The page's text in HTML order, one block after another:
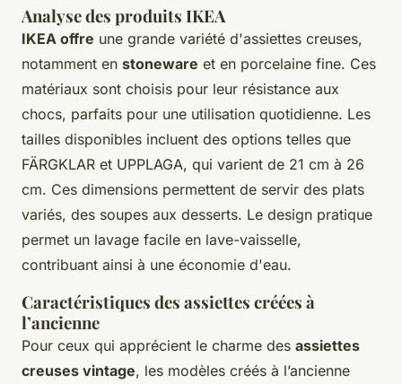
Analyse des produits IKEA
IKEA offre une grande variété d'assiettes creuses,
notamment en stoneware et en porcelaine fine. Ces
matériaux sont choisis pour leur résistance aux
chocs, parfaits pour une utilisation quotidienne. Les
tailles disponibles incluent des options telles que
FÄRGKLAR et UPPLAGA, qui varient de 21 cm à 26
cm. Ces dimensions permettent de servir des plats
variés, des soupes aux desserts. Le design pratique
permet un lavage facile en lave-vaisselle,
contribuant ainsi à une économie d'eau.
Caractéristiques des assiettes créées à
l’ancienne
Pour ceux qui apprécient le charme des assiettes
creuses vintage, les modèles créés à l’ancienne